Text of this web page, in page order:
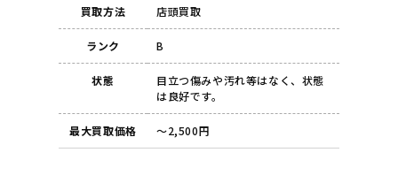
買取方法 店頭買取
ランク B
状態
目立つ傷みや汚れ等はなく、状態
は良好です。
最大買取価格 ～2,500円